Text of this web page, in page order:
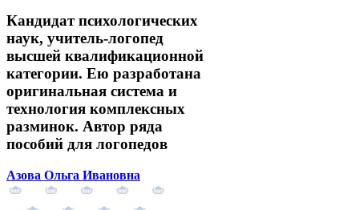
Кандидат психологических
наук, учитель-логопед
высшей квалификационной
категории. Ею разработана
оригинальная система и
технология комплексных
разминок. Автор ряда
пособий для логопедов
Азова Ольга Ивановна